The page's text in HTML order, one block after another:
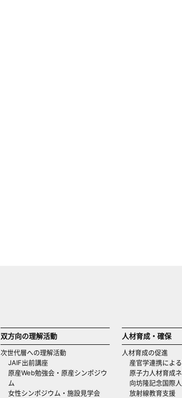
双方向の理解活動
次世代層への理解活動
JAIF出前講座
原産Web勉強会・原産シンポジウ
ム
女性シンポジウム・施設見学会
人材育成・確保
人材育成の促進
産官学連携によ
原子力人材育成
向坊隆記念国際
放射線教育支援